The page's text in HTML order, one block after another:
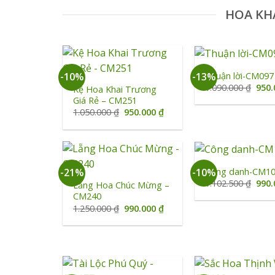
HOA
-10%
+
Kệ Hoa Khai Trương
Giá Rẻ – CM251
1.050.000₫ Giá
là:
950.000₫Giá
tại
950.000 ₫.
-13%
+
Thuận lời-CM097
1.090.000₫ Giá
là:
-21%
+
Lẵng Hoa Chúc Mừng –
CM240
1.250.000₫ Giá
là:
990.000₫Giá
tại
-10%
+
Công danh-
1.102.500₫ Giá
là: